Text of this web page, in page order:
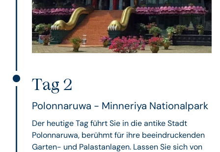
Tag 2
Polonnaruwa - Minneriya Nationalpark
Der heutige Tag führt Sie in die antike Stadt
Polonnaruwa, berühmt für ihre beeindruckenden
Garten- und Palastanlagen. Lassen Sie sich von